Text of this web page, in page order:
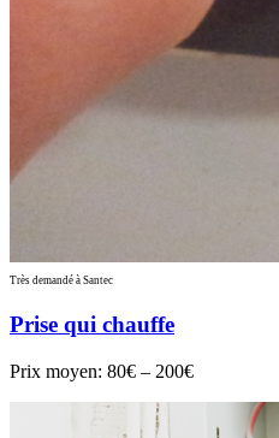
Très demandé à Santec
Prise qui chauffe
Prix moyen: 80€ – 200€